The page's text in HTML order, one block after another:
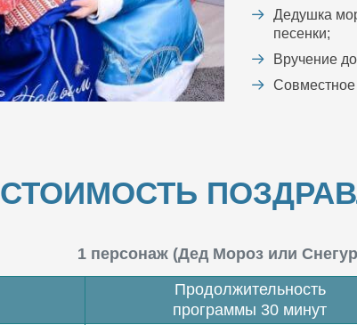
Дедушка
песенки;
Вручение
СТОИМОСТЬ
1 персонаж (Дед Мороз или
Продолжительность
программы 30 минут